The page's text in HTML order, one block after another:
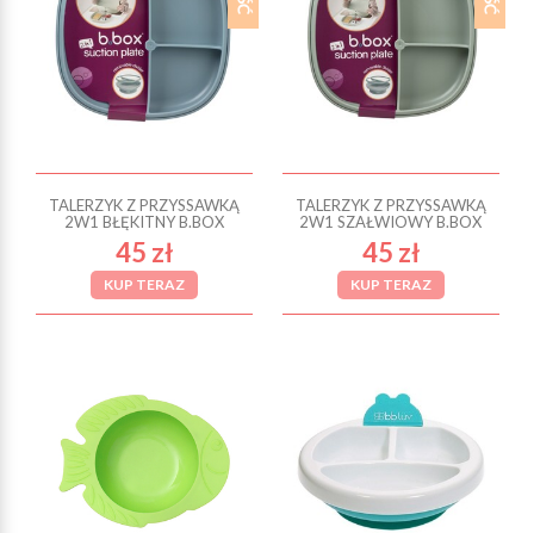
TALERZYK Z PRZYSSAWKĄ
2W1 BŁĘKITNY B.BOX
45 zł
KUP TERAZ
TALERZYK Z PRZYSSAWKĄ
2W1 SZAŁWIOWY B.BOX
45 zł
KUP TERAZ